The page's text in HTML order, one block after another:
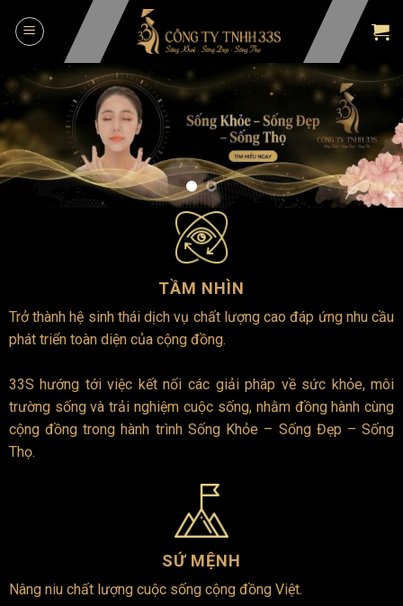
TẦM NHÌN
Trở thành hệ sinh thái dịch vụ chất lượng cao đáp ứng nhu cầu
phát triển toàn diện của cộng đồng.
33S hướng tới việc kết nối các giải pháp về sức khỏe, môi
trường sống và trải nghiệm cuộc sống, nhằm đồng hành cùng
cộng đồng trong hành trình Sống Khỏe – Sống Đẹp – Sống
Thọ.
SỨ MỆNH
Nâng niu chất lượng cuộc sống cộng đồng Việt.